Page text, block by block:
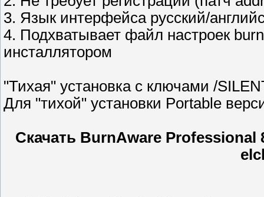
3. Язык интерфейса русский/
4. Подхватывает файл настроек
инсталлятором
"Тихая" установка с ключами /
Для "тихой" установки Portable
Скачать BurnAware Professional